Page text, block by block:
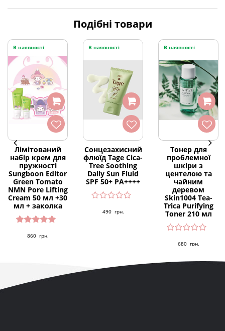
Подібні товари
В наявності
Лімітований
набір крем для
пружності
Sungboon Editor
Green Tomato
NMN Pore Lifting
Cream 50 мл +30
мл + заколка
5.00з 5
860 грн.
В наявності
Сонцезахисний
флюїд Tage Cica-
Tree Soothing
Daily Sun Fluid
SPF 50+ PA++++
490 грн.
В наявності
Тонер для
проблемної
шкіри з
центелою та
чайним
деревом
Skin1004 Tea-
Trica Purifying
Toner 210 мл
680 грн.